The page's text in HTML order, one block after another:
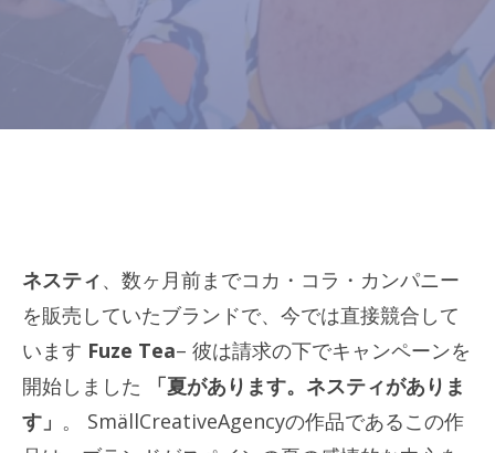
ネスティ、数ヶ月前までコカ・コラ・カンパニー
を販売していたブランドで、今では直接競合して
います Fuze Tea– 彼は請求の下でキャンペーンを
開始しました
「夏があります。ネスティがありま
す」 。 SmällCreativeAgencyの作品であるこの作